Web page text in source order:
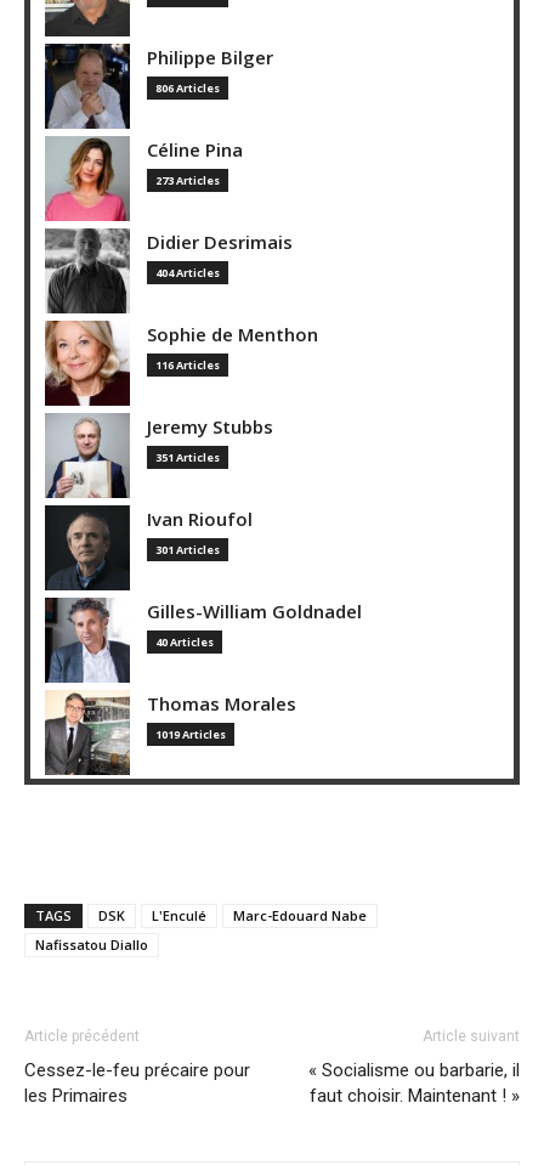
Philippe Bilger
806 Articles
Céline Pina
273 Articles
Didier Desrimais
404 Articles
Sophie de Menthon
116 Articles
Jeremy Stubbs
351 Articles
Ivan Rioufol
301 Articles
Gilles-William Goldnadel
40 Articles
Thomas Morales
1019 Articles
TAGS DSK L'Enculé
Marc-Edouard Nabe
Nafissatou Diallo
Article précédent
Cessez-le-feu précaire pour
les Primaires
Article suivant
« Socialisme ou barbarie, il
faut choisir. Maintenant ! »